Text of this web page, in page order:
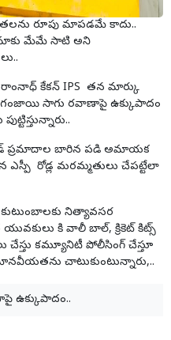
రూపు మాపడమే కాదు..
మేమే సాటి అని
రాంనాధ్ కేకన్ IPS తన మార్కు
సాగు రవాణాపై ఉక్కుపాదం
ప్రమాదాల బారిన పడి అమాయక
ఎస్పీ రోడ్ల మరమ్మతులు చేపట్టేలా
నిత్యావసర
కి వాలీ బాల్, క్రికెట్ కిట్స్
కమ్యూనిటీ పోలీసింగ్ చేస్తూ
చాటుకుంటున్నారు,..
ఉక్కుపాదం..